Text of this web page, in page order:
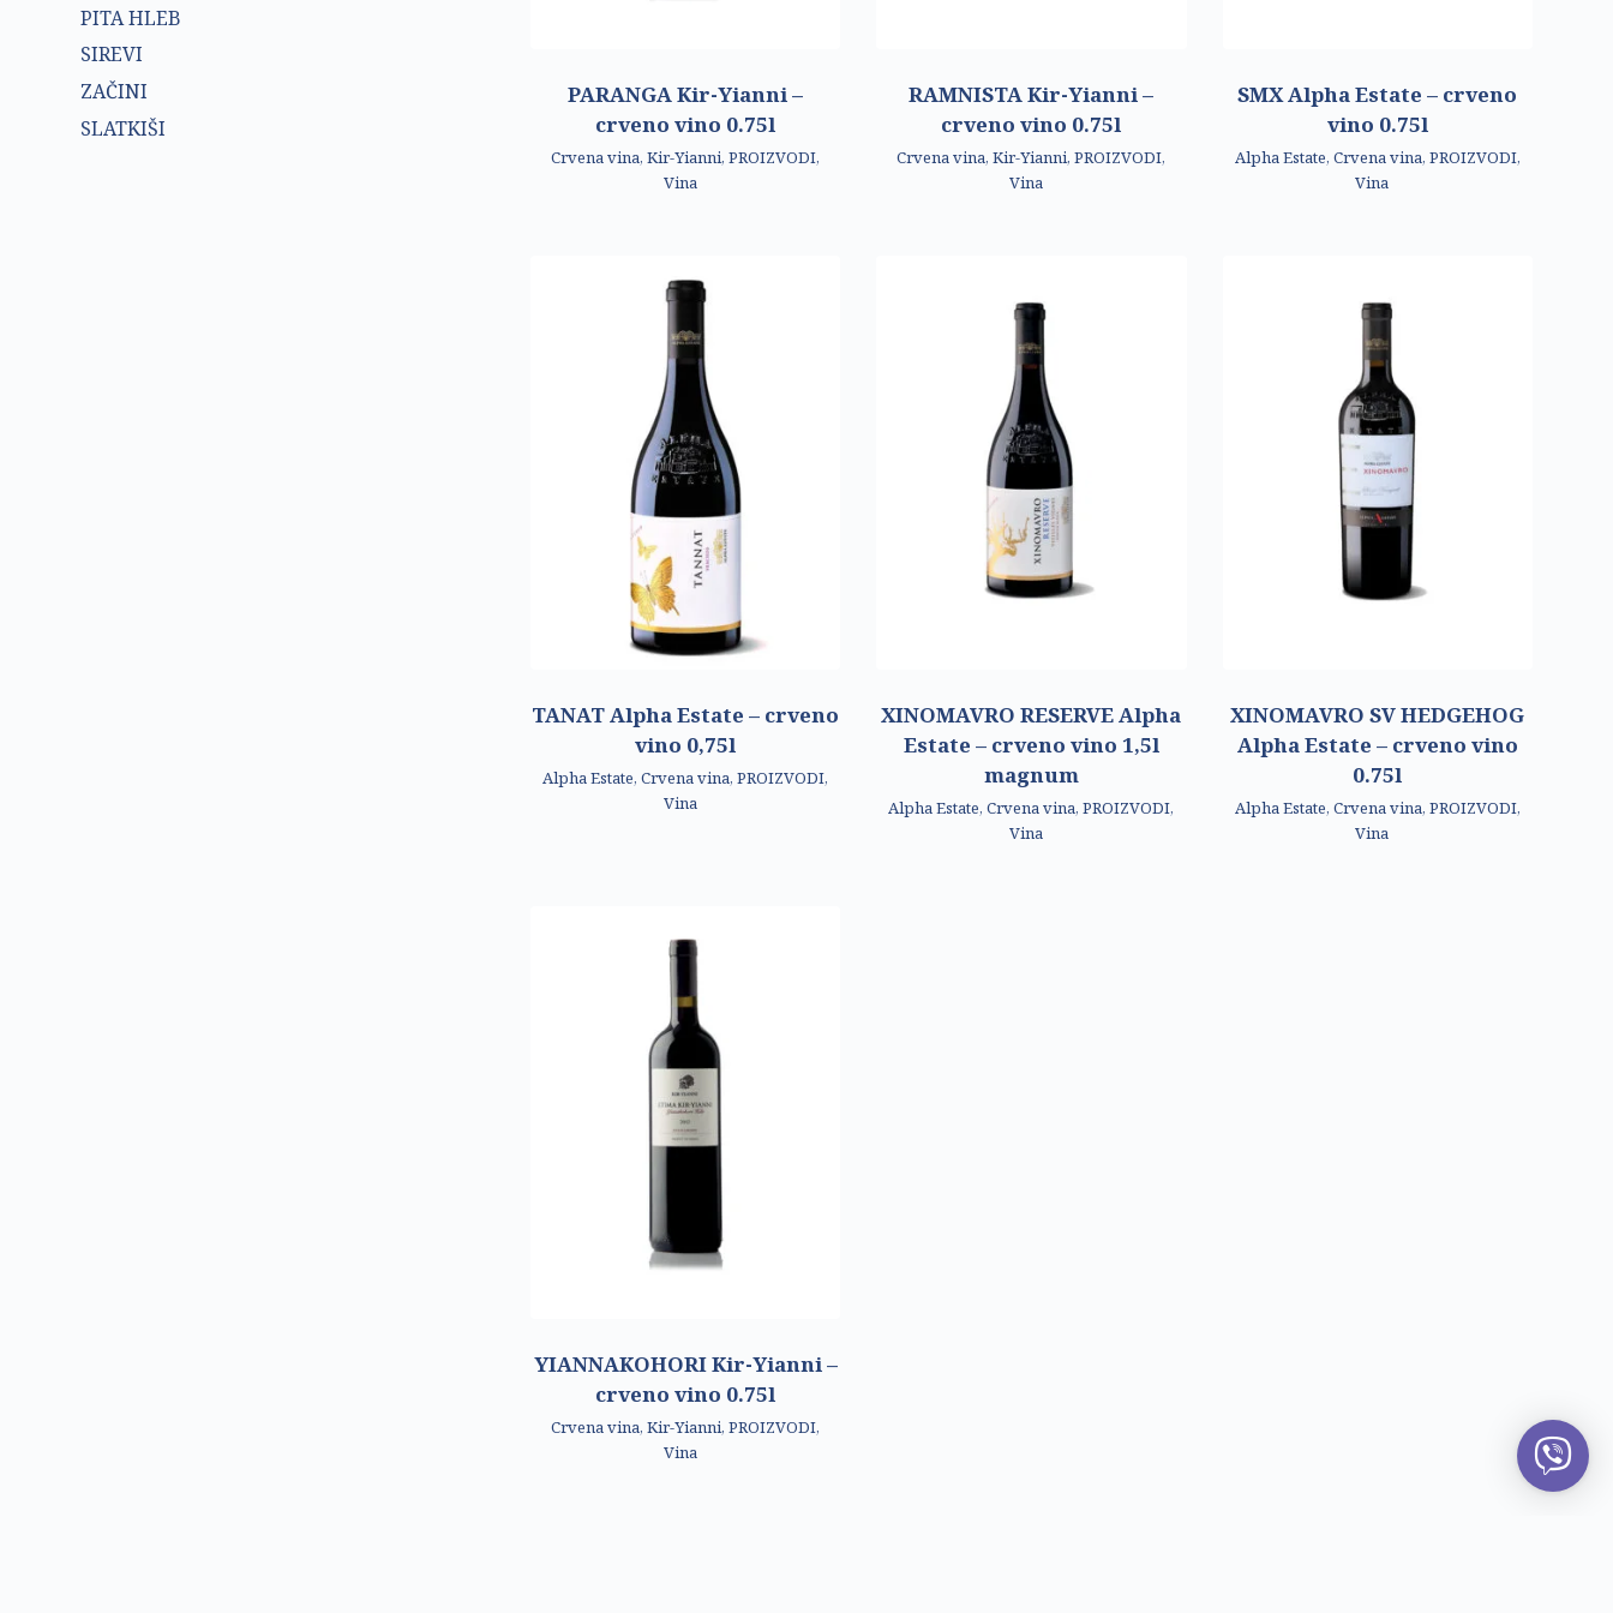
PARANGA Kir-Yianni –
crveno vino 0.75l
Crvena vina,Kir-Yianni,PROIZVODI,
Vina
RAMNISTA Kir-Yianni –
crveno vino 0.75l
Crvena vina,Kir-Yianni,PROIZVODI,
Vina
SMX Alpha Estate – crveno
vino 0.75l
Alpha Estate, Crvena vina, PROIZVODI,
Vina
TANAT Alpha Estate – crveno
vino 0,75l
Alpha Estate,Crvena vina,PROIZVODI,
Vina
XINOMAVRO RESERVE Alpha
Estate – crveno vino 1,5l
magnum
Alpha Estate,Crvena vina,PROIZVODI,
Vina
XINOMAVRO SV HEDGEHOG
Alpha Estate – crveno vino
0.75l
Alpha Estate, Crvena vina, PROIZVODI,
Vina
YIANNAKOHORI Kir-Yianni –
crveno vino 0.75l
Crvena vina,Kir-Yianni,PROIZVODI,
Vina
PITA HLEB
SIREVI
ZAČINI
SLATKIŠI